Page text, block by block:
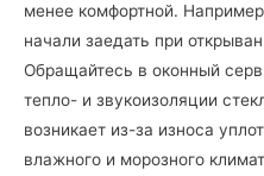
менее комфортной.
начали заедать при
Обращайтесь в оконный
тепло- и звукоизоляции
возникает из-за износа
влажного и морозного